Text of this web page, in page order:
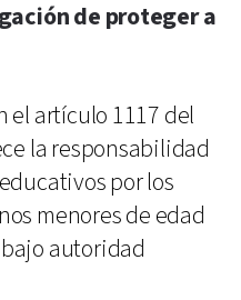
de proteger a
el artículo 1117 del
la responsabilidad
por los
menores de edad
autoridad